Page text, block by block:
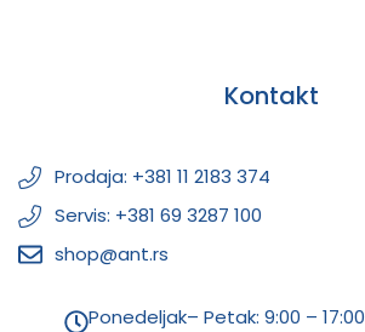
Kontakt
Prodaja: +381 11 2183 374
Servis: +381 69 3287 100
shop@ant.rs
Ponedeljak– Petak: 9:00 – 17:00